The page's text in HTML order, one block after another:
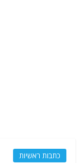
כתבות ראשיות